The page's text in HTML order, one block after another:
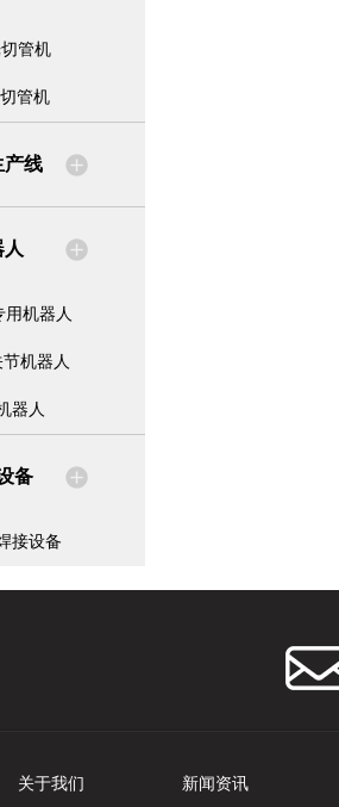
管机
管机
产线
用机器人
机器人
器人
备
接设备
关于我们 新闻资讯